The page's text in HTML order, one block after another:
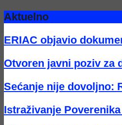
Aktuelno
ERIAC objavio
Otvoren javni poziv za
Sećanje nije dovoljno:
Istraživanje